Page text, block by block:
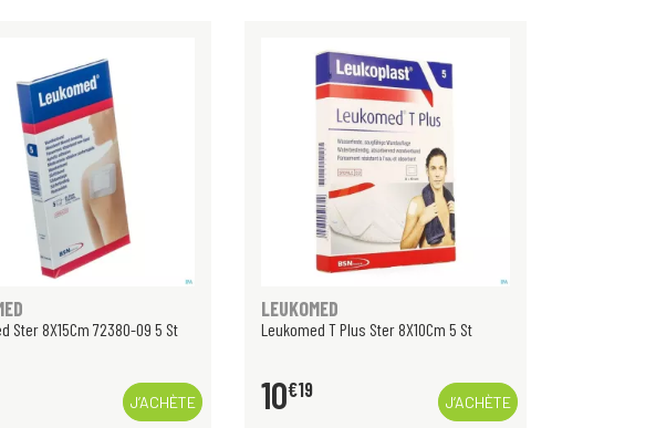
Ster 8X15Cm 72380-09 5 St
J’ACHÈTE
LEUKOMED
Leukomed T Plus Ster 8X10Cm 5 St
10€19
J’ACHÈTE